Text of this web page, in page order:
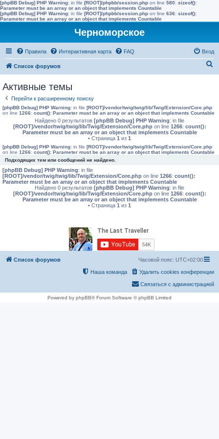
[phpBB Debug] PHP Warning: in file [ROOT]/phpbb/session.php on line 580: sizeof():
Parameter must be an array or an object that implements Countable
[phpBB Debug] PHP Warning: in file [ROOT]/phpbb/session.php on line 636: sizeof():
Parameter must be an array or an object that implements Countable
Черноморское
Правила Интерактивная карта FAQ Вход
Список форумов
к
Активные темы
Перейти к расширенному поиску
[phpBB Debug] PHP Warning: in file [ROOT]/vendor/twig/twig/lib/Twig/Extension/Core.php
on line 1266: count(): Parameter must be an array or an object that implements Countable
Найдено 0 результатов [phpBB Debug] PHP Warning: in file
[ROOT]/vendor/twig/twig/lib/Twig/Extension/Core.phpon line 1266: count():
Parameter must be an array or an object that implements Countable
• Страница 1 из 1
[phpBB Debug] PHP Warning: in file [ROOT]/vendor/twig/twig/lib/Twig/Extension/Core.php
on line 1266: count(): Parameter must be an array or an object that implements Countable
Подходящих тем или сообщений не найдено.
[phpBB Debug] PHP Warning: in file
[ROOT]/vendor/twig/twig/lib/Twig/Extension/Core.php on line 1266: count():
Parameter must be an array or an object that implements Countable
Найдено 0 результатов [phpBB Debug] PHP Warning: in file
[ROOT]/vendor/twig/twig/lib/Twig/Extension/Core.phpon line 1266: count():
Parameter must be an array or an object that implements Countable
• Страница 1 из 1
Список форумов Часовой пояс: UTC+02:00
Удалить cookies конференции
Наша команда
Связаться с администрацией
Powered by phpBB® Forum Software © phpBB Limited